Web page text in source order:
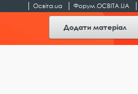
Освіта.ua Форум.ОСВІТА.UA
Додати матеріал